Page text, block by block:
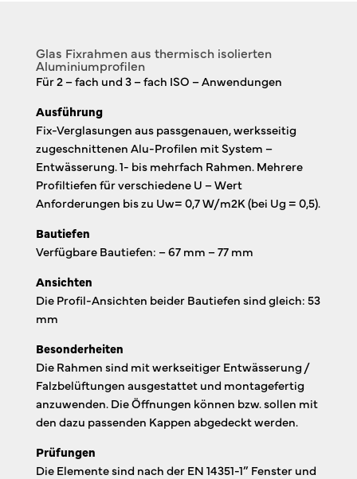
Glas Fixrahmen aus thermisch isolierten
Aluminiumprofilen
Für 2 – fach und 3 – fach ISO – Anwendungen
Ausführung
Fix-Verglasungen aus passgenauen, werksseitig
zugeschnittenen Alu-Profilen mit System –
Entwässerung. 1- bis mehrfach Rahmen. Mehrere
Profiltiefen für verschiedene U – Wert
Anforderungen bis zu Uw= 0,7 W/m2K (bei Ug = 0,5).
Bautiefen
Verfügbare Bautiefen: – 67 mm – 77 mm
Ansichten
Die Profil-Ansichten beider Bautiefen sind gleich: 53
mm
Besonderheiten
Die Rahmen sind mit werkseitiger Entwässerung /
Falzbelüftungen ausgestattet und montagefertig
anzuwenden. Die Öffnungen können bzw. sollen mit
den dazu passenden Kappen abgedeckt werden.
Prüfungen
Die Elemente sind nach der EN 14351-1” Fenster und